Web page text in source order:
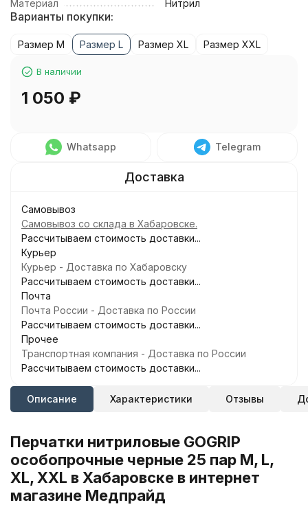
Материал
Нитрил
Варианты покупки:
Размер M Размер L Размер XL Размер XXL
В наличии
1 050 ₽
Whatsapp Telegram
Самовывоз
Самовывоз со склада в Хабаровске.
Рассчитываем стоимость доставки...
Курьер
Курьер - Доставка по Хабаровску
Рассчитываем стоимость доставки...
Почта
Почта России - Доставка по России
Рассчитываем стоимость доставки...
Прочее
Транспортная компания - Доставка по России
Рассчитываем стоимость доставки...
Описание Характеристики Отзывы
Перчатки нитриловые GOGRIP
особопрочные черные 25 пар M, L,
XL, XXL в Хабаровске в интернет
магазине Медпрайд